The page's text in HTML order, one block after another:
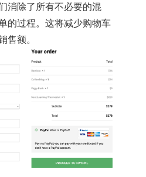
消除了所有不必要的混
的过程。这将减少购物车
售额。